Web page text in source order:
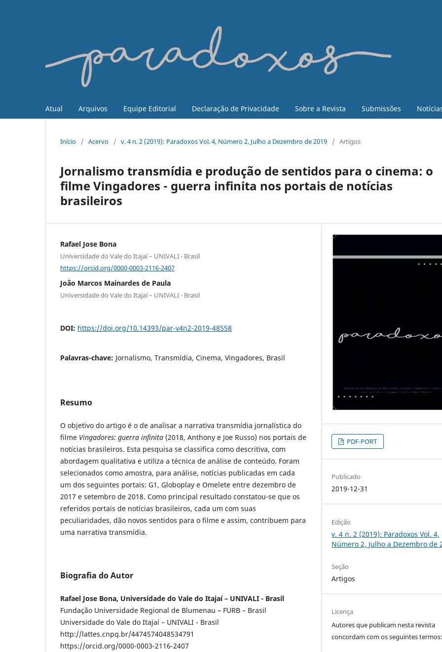
Atual Arquivos Equipe Editorial Declaração de Privacidade Sobre a Revista Submissões
Início / Acervo / v. 4 n. 2 (2019): Paradoxos Vol. 4, Número 2, Julho a Dezembro de 2019 / Artigos
Jornalismo transmídia e produção de sentidos para o cinema: o
filme Vingadores - guerra infinita nos portais de notícias
brasileiros
Rafael Jose Bona
Universidade do Vale do Itajaí – UNIVALI - Brasil
https://orcid.org/0000-0003-2116-2407
João Marcos Mainardes de Paula
Universidade do Vale do Itajaí – UNIVALI - Brasil
DOI: https://doi.org/10.14393/par-v4n2-2019-48558
Palavras-chave: Jornalismo, Transmídia, Cinema, Vingadores, Brasil
Resumo
O objetivo do artigo é o de analisar a narrativa transmídia jornalística do
filme Vingadores: guerra infinita (2018, Anthony e Joe Russo) nos portais de
notícias brasileiros. Esta pesquisa se classifica como descritiva, com
abordagem qualitativa e utiliza a técnica de análise de conteúdo. Foram
selecionados como amostra, para análise, notícias publicadas em cada
um dos seguintes portais: G1, Globoplay e Omelete entre dezembro de
2017 e setembro de 2018. Como principal resultado constatou-se que os
referidos portais de notícias brasileiros, cada um com suas
peculiaridades, dão novos sentidos para o filme e assim, contribuem para
uma narrativa transmídia.
Biografia do Autor
Rafael Jose Bona, Universidade do Vale do Itajaí – UNIVALI - Brasil
Fundação Universidade Regional de Blumenau – FURB – Brasil
Universidade do Vale do Itajaí – UNIVALI - Brasil
http://lattes.cnpq.br/4474574048534791
https://orcid.org/0000-0003-2116-2407
PDF-PORT
Publicado
2019-12-31
Edição
v. 4 n. 2 (2019): Paradoxos Vol. 4,
Número 2, Julho a Dezembro de
Seção
Artigos
Licença
Autores que publicam nesta revista
concordam com os seguintes termos: